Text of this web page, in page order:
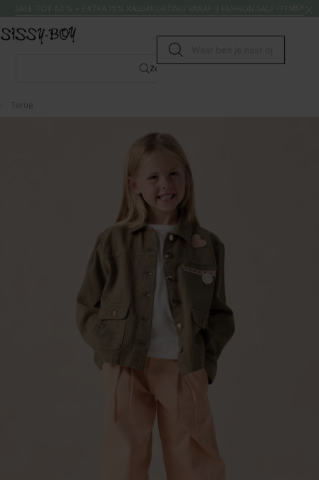
Submit search
Zoeken
Terug